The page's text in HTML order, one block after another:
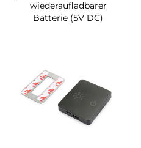
wiederaufladbarer
Batterie (5V DC)